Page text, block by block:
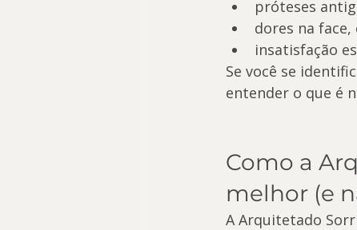
próteses
dores na
insatisfação
Se você se
entender o que é
Como a
melhor (e
A Arquitetado